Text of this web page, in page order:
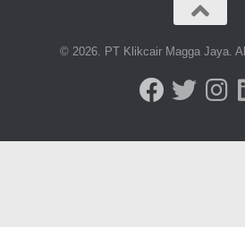
© 2026. PT Klikcair Magga Jaya.